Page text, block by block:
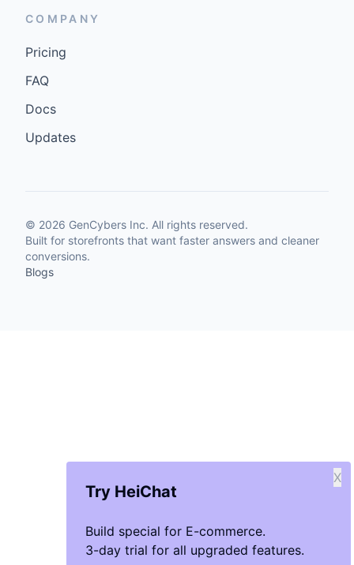
Try HeiChat
Build special for E-commerce.
3-day trial for all upgraded features.
X
COMPANY
Pricing
FAQ
Docs
Updates
© 2026 GenCybers Inc. All rights reserved.
Built for storefronts that want faster answers and cleaner
conversions.
Blogs